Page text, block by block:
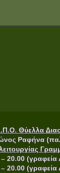
Θύελλα
Ραφήνα
20.00
20.00